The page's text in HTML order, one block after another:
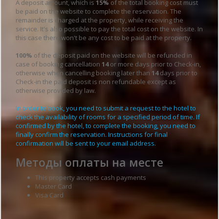
A deposit amount, which is 15% of the total booking cost must
be paid on the website to complete the reservation. The
remainder is charged at the property, while receiving the
service. It's also possible to pay the total cost on the website. In
this case there won't be any cost to be paid at the property.
100% of the deposit paid on the website will be refunded in
case of booking cancellation 14or more days prior to Check-in,
otherwise when cancelling booking later than 14days prior to
Check-in the paid deposit is non refundable except as
otherwise provided by law.
In order to book, you need to submit a request to the hotel to
check the availability of rooms for a specified period of time. If
confirmed by the hotel, to complete the booking, you need to
finally confirm the reservation. Instructions for final
confirmation will be sent to your email address.
Методы оплаты на месте
This property accepts cash payments
Master Card
Visa Card